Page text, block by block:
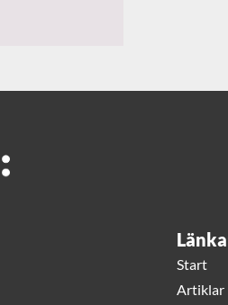
Start
Artiklar